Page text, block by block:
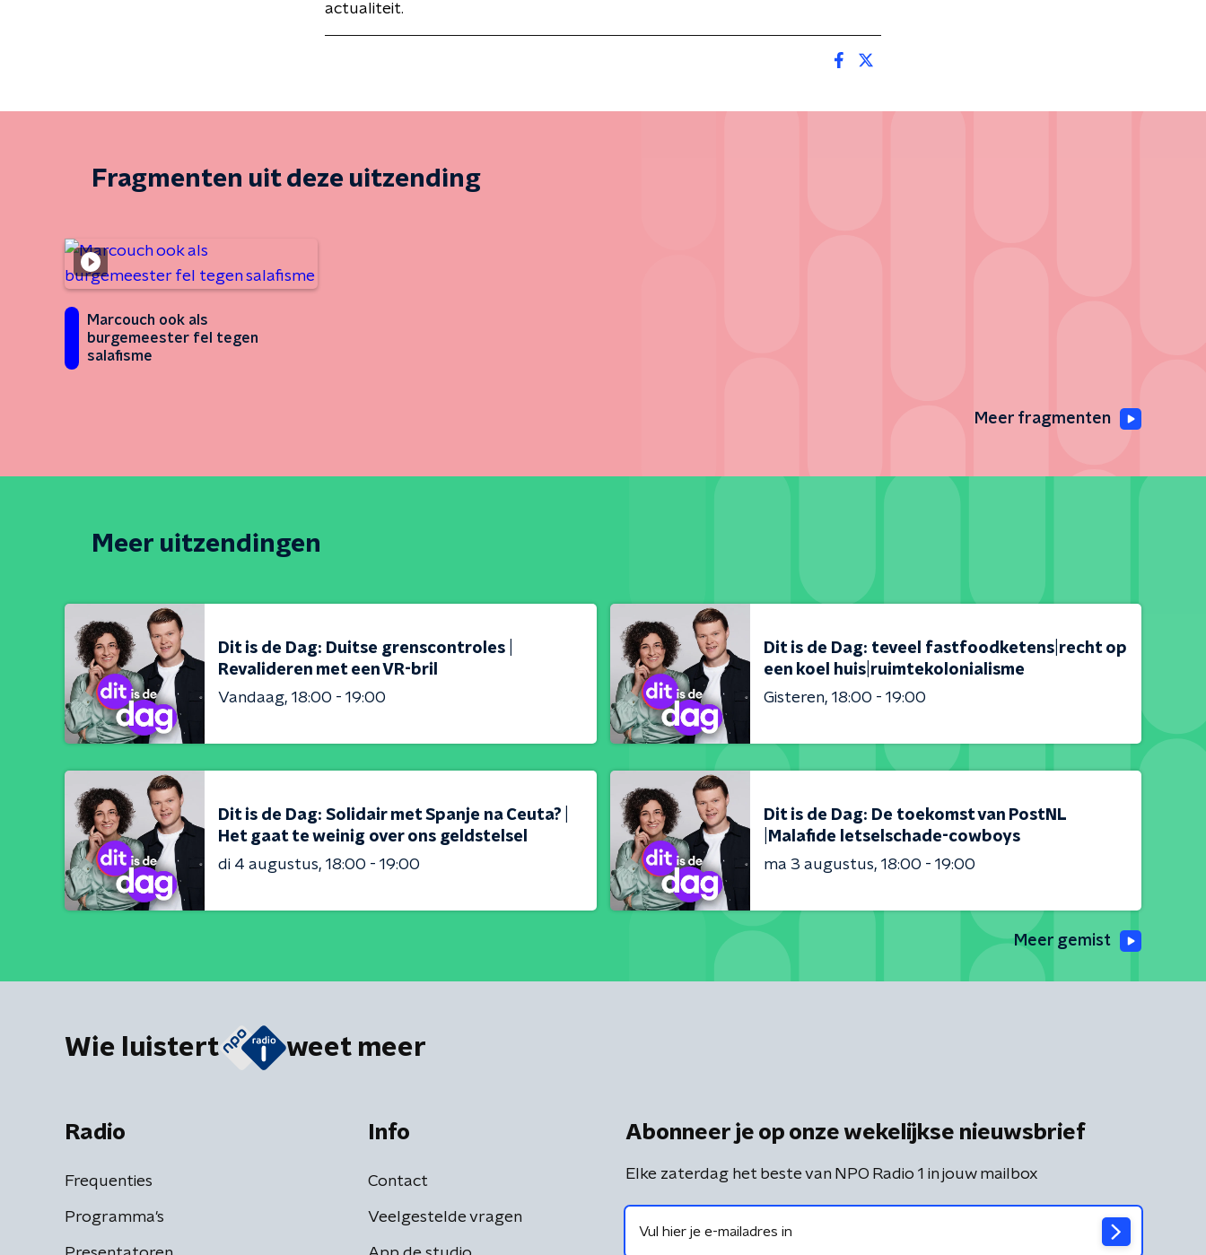
actualiteit.
Fragmenten uit deze uitzending
Marcouch ook als
burgemeester fel tegen
salafisme
Meer fragmenten
Meer uitzendingen
Dit is de Dag: Duitse grenscontroles |
Revalideren met een VR-bril
Vandaag 18:00 - 19:00
Dit is de Dag: teveel fastfoodketens|recht op
een koel huis|ruimtekolonialisme
Gisteren 18:00 - 19:00
Dit is de Dag: Solidair met Spanje na Ceuta? |
Het gaat te weinig over ons geldstelsel
di 4 augustus 18:00 - 19:00
Dit is de Dag: De toekomst van PostNL
|Malafide letselschade-cowboys
ma 3 augustus 18:00 - 19:00
Meer gemist
Wie luistert weet meer
Radio
Frequenties
Programma's
Info
Contact
Veelgestelde vragen
Abonneer je op onze wekelijkse nieuwsbrief
Elke zaterdag het beste van NPO Radio 1 in jouw mailbox